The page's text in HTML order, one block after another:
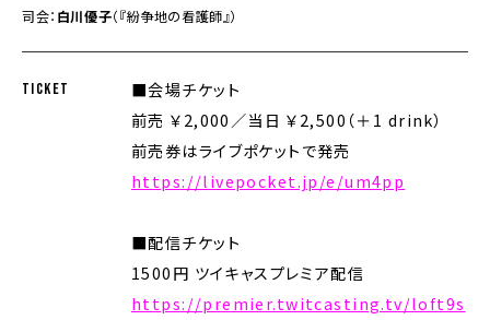
司会： 白川優子（『紛争地の看護師』）
TICKET
■会場チケット
前売 ￥2,000／当日 ￥2,500（＋1 drink）
前売券はライブポケットで発売
https://livepocket.jp/e/um4pp
■配信チケット
1500円 ツイキャスプレミア配信
https://premier.twitcasting.tv/loft9s